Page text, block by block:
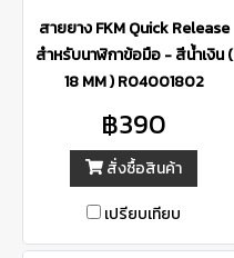
สายยาง FKM Quick Release
สำหรับนาฬิกาข้อมือ - สีน้ำเงิน (
18 MM ) R04001802
฿390
สั่งซื้อสินค้า
เปรียบเทียบ